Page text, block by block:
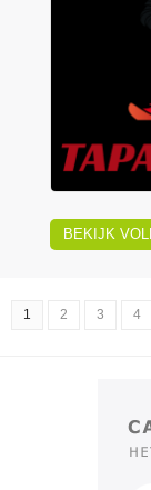
BEKIJK
1 2 3 4